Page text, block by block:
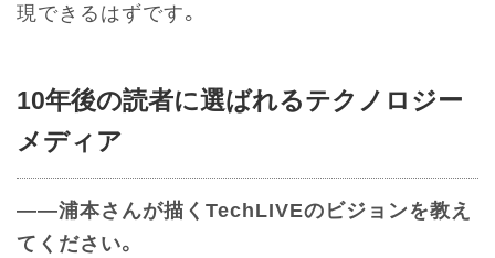
現できるはずです。
10年後の読者に選ばれるテクノロジー
メディア
――浦本さんが描くTechLIVEのビジョンを教え
てください。